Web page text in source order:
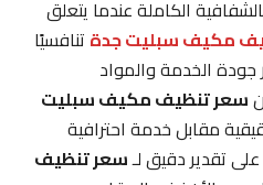
الكاملة عندما يتعلق
مكيف سبليت جدة تنافسيًا
جودة الخدمة والمواد
سعر تنظيف مكيف سبليت
مقابل خدمة احترافية
تقدير دقيق لـسعر تنظيف